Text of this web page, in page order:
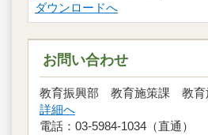
ダウンロードへ
お問い合わせ
教育振興部 教育施策課 教
詳細へ
電話：03-5984-1034（直通）